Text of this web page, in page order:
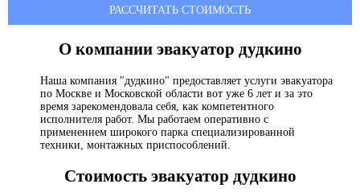
РАССЧИТАТЬ СТОИМОСТЬ
О компании эвакуатор дудкино
Наша компания "дудкино" предоставляет услуги эвакуатора
по Москве и Московской области вот уже 6 лет и за это
время зарекомендовала себя, как компетентного
исполнителя работ. Мы работаем оперативно с
применением широкого парка специализированной
техники, монтажных приспособлений.
Стоимость эвакуатор дудкино